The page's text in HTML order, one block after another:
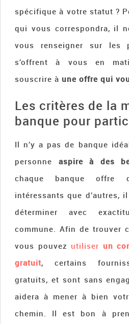
spécifique à votre statut ?
qui vous correspondra, il
vous renseigner sur les
s’offrent à vous en
souscrire à une offre qui
Les critères de la
banque pour
Il n’y a pas de banque
personne aspire à des
chaque banque offre
intéressants que d’autres,
déterminer avec
commune. Afin de trouver
vous pouvez utiliser un
gratuit, certains
gratuits, et sont sans
aidera à mener à bien
chemin. Il est bon à